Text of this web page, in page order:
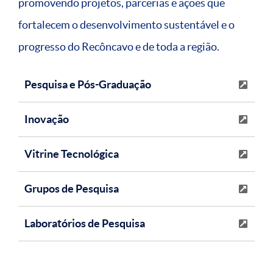
promovendo projetos, parcerias e ações que
fortalecem o desenvolvimento sustentável e o
progresso do Recôncavo e de toda a região.
Pesquisa e Pós-Graduação
Inovação
Vitrine Tecnológica
Grupos de Pesquisa
Laboratórios de Pesquisa